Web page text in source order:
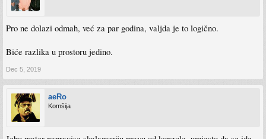
Pro ne dolazi odmah, već za par godina, valjda je to logično.
Biće razlika u prostoru jedino.
Dec 5, 2019
aeRo
Komšija